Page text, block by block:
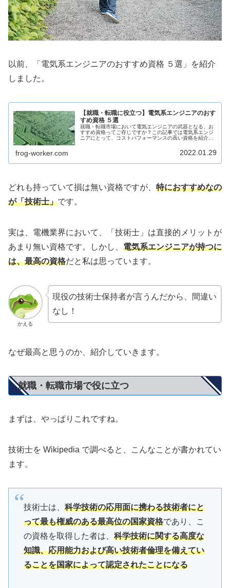
以前、「電気系エンジニアのおすすめ資格 ５選」を紹介
しました。
【就職・転職に役立つ】電気系エンジニアのおす
すめ資格 ５選
就職・転職市場において電気エンジニアの武器となる、お
すすめ資格ってご存じですか？この記事では電気系エンジ
ニアにとって、コストパフォーマンスの高い資格を紹介し
frog-worker.com 2022.01.29
どれも持っていて損は無い資格ですが、 特におすすめなの
が「技術士」です。
実は、電機業界において、「技術士」は直接的メリットが
あまり無い資格です。しかし、 電気系エンジニアが持つに
は、最高の資格だと私は思っています。
かえる
現役の技術士保持者が言うんだから、間違い
なし！
なぜ最高と思うのか、紹介していきます。
就職・転職市場で役に立つ
まずは、やっぱりこれですね。
技術士を Wikipedia で調べると、こんなことが書かれてい
ます。
技術士は、 科学技術の応用面に携わる技術者にと
って最も権威のある最高位の国家資格であり、こ
の資格を取得した者は、 科学技術に関する高度な
知識、応用能力および高い技術者倫理を備えてい
ることを国家によって認定されたことになる